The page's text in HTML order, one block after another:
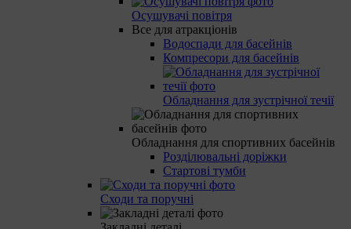
Осушувачі повітря
Все для атракціонів
Водоспади для басейнів
Компресори для басейнів
Обладнання для зустрічної течії
Обладнання для спортивних басейнів
Розділювальні доріжки
Стартові тумби
Сходи та поручні